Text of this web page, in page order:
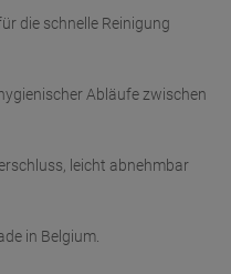
die schnelle Reinigung
Abläufe zwischen
leicht abnehmbar
in Belgium.